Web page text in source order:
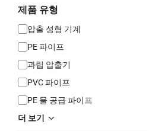
제품 유형
압출 성형 기계
PE 파이프
과립 압출기
PVC 파이프
PE 물 공급 파이프
더 보기